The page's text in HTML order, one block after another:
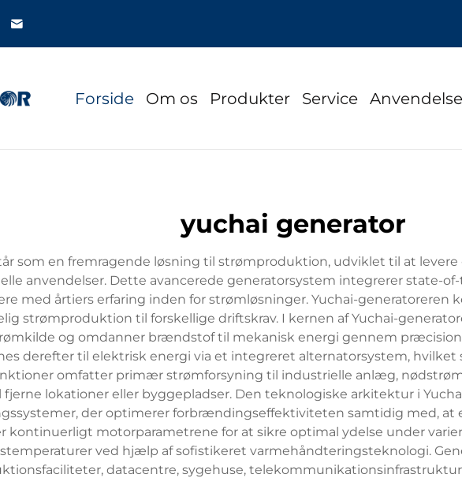
Forside Om os Produkter Service Anvendelse
yuchai generator
som en fremragende løsning til strømproduktion, udviklet til at
anvendelser. Dette avancerede generatorsystem integrerer state-
med årtiers erfaring inden for strømløsninger. Yuchai-
strømproduktion til forskellige driftskrav. I kernen af Yuchai-
og omdanner brændstof til mekanisk energi gennem
derefter til elektrisk energi via et integreret alternatorsystem,
omfatter primær strømforsyning til industrielle anlæg,
lokationer eller byggepladser. Den teknologiske arkitektur i
der optimerer forbrændingseffektiviteten samtidig med, at
kontinuerligt motorparametrene for at sikre optimal ydelse under
ved hjælp af sofistikeret varmehåndteringsteknologi.
datacentre, sygehuse,